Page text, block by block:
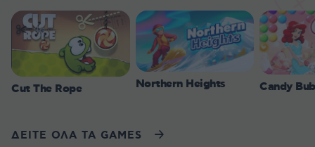
Cut The Rope Northern Heights Candy
ΔΕΙΤΕ ΟΛΑ ΤΑ GAMES